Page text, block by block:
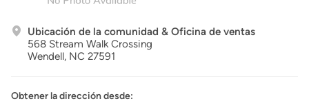
Ubicación de la comunidad & Oficina de ventas
568 Stream Walk Crossing
Wendell, NC 27591
Obtener la dirección desde: